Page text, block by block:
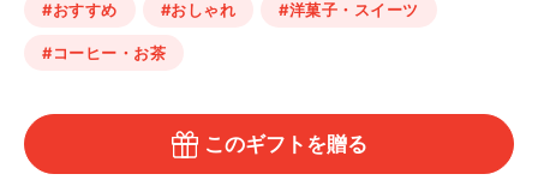
#おすすめ #おしゃれ #洋菓子・スイーツ
#コーヒー・お茶
このギフトを贈る